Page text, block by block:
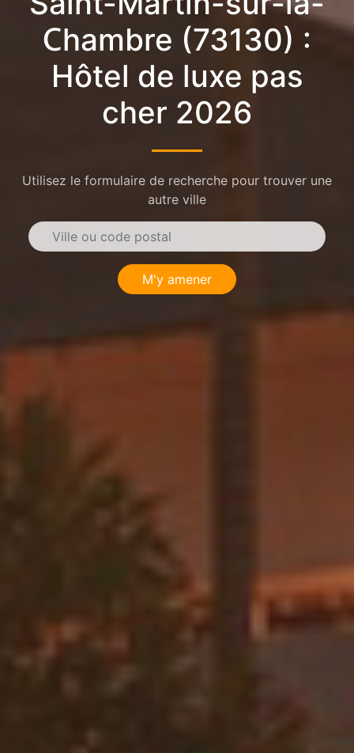
Chambre (73130) :
Hôtel de luxe pas
cher 2026
Utilisez le formulaire de recherche pour trouver une
autre ville
M'y amener